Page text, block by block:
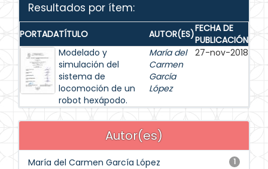
Resultados por ítem:
PORTADATÍTULO AUTOR(ES)FECHA DE
PUBLICACIÓN
Modelado y
simulación del
sistema de
locomoción de un
robot hexápodo.
María del
Carmen
García
López
27-nov-2018
Autor(es)
1
María del Carmen García López